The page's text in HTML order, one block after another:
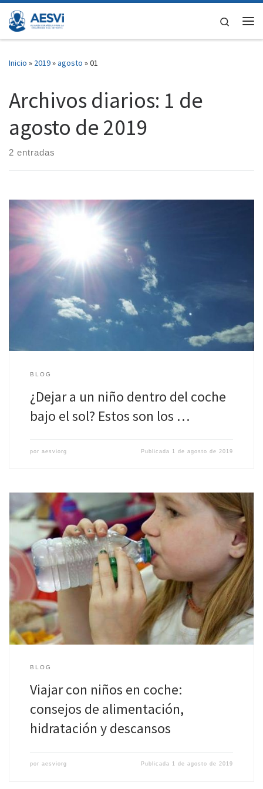
Saltar al contenido
Search
Inicio » 2019»agosto »01
Archivos diarios: 1 de
agosto de 2019
2 entradas
Sólo hacen falta 30 minutos para que la temperatura interior del
coche se duplique con respecto a la temperatura en el exterior,
BLOG
¿Dejar a un niño dentro del coche
bajo el sol? Estos son los …
por aesviorg Publicada 1 de agosto de 2019
Viajar con niños no es tarea fácil. Los desplazamientos largos
suelen ser cansados para los adultos y mucho más para los niños
que no […]
BLOG
Viajar con niños en coche:
consejos de alimentación,
hidratación y descansos
por aesviorg Publicada 1 de agosto de 2019